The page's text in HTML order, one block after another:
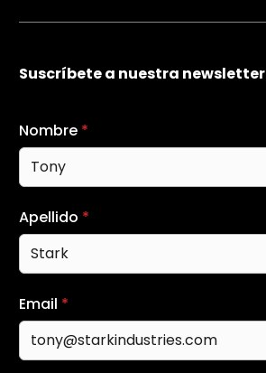
Suscríbete a nuestra newsletter
Nombre *
Apellido *
Email *